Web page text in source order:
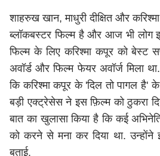
शाहरुख खान, माधुरी दीक्षित और
ब्लॉकबस्टर फिल्म है और आज भी लोग
फिल्म के लिए करिश्मा कपूर को बेस्ट
अवॉर्ड और फिल्म फेयर अवॉर्ज मिला
कि करिश्मा कपूर के 'दिल तो पागल है'
बड़ी एक्ट्रेसेस ने इस फ़िल्म को ठुकरा
बात का खुलासा किया है कि कई
को करने से मना कर दिया था. उन्होंने
बताई.